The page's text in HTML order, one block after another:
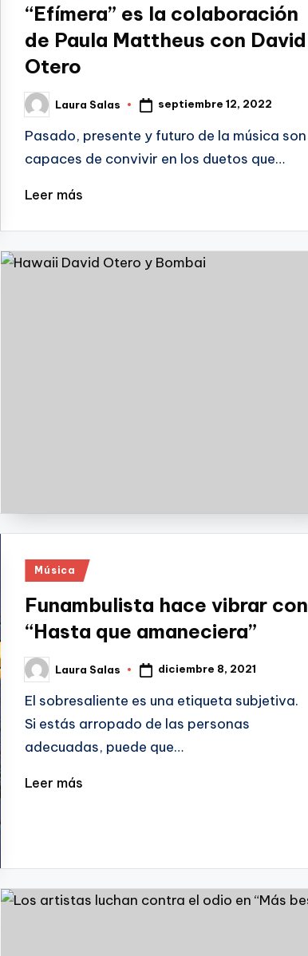
“Efímera” es la colaboración
de Paula Mattheus con David
Otero
Publicado
por
Laura Salas septiembre 12, 2022
Pasado, presente y futuro de la música son
capaces de convivir en los duetos que…
Leer más
Publicado
Música
Funambulista hace vibrar con
“Hasta que amaneciera”
Publicado
por
Laura Salas diciembre 8, 2021
El sobresaliente es una etiqueta subjetiva.
Si estás arropado de las personas
adecuadas, puede que…
Leer más